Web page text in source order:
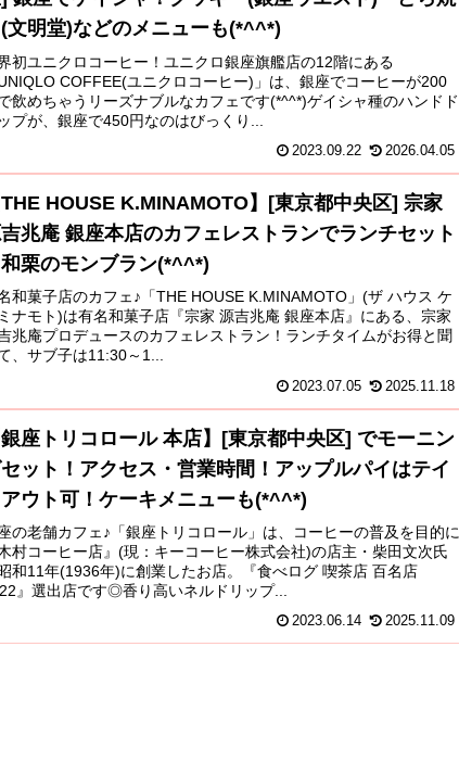
文明堂)などのメニューも(*^^*)
初ユニクロコーヒー！ユニクロ銀座旗艦店の12階にある
UNIQLO COFFEE(ユニクロコーヒー)」は、銀座でコーヒーが200
飲めちゃうリーズナブルなカフェです(*^^*)ゲイシャ種のハンドド
プが、銀座で450円なのはびっくり...
2023.09.22 2026.04.05
THE HOUSE K.MINAMOTO】[東京都中央区] 宗家
兆庵 銀座本店のカフェレストランでランチセット
和栗のモンブラン(*^^*)
和菓子店のカフェ♪「THE HOUSE K.MINAMOTO」(ザ ハウス ケ
ナモト)は有名和菓子店『宗家 源吉兆庵 銀座本店』にある、宗家
兆庵プロデュースのカフェレストラン！ランチタイムがお得と聞
、サブ子は11:30～1...
2023.07.05 2025.11.18
銀座トリコロール 本店】[東京都中央区] でモーニン
ット！アクセス・営業時間！アップルパイはテイ
ウト可！ケーキメニューも(*^^*)
の老舗カフェ♪「銀座トリコロール」は、コーヒーの普及を目的に
木村コーヒー店』(現：キーコーヒー株式会社)の店主・柴田文次氏
和11年(1936年)に創業したお店。『食べログ 喫茶店 百名店
』選出店です◎香り高いネルドリップ...
2023.06.14 2025.11.09